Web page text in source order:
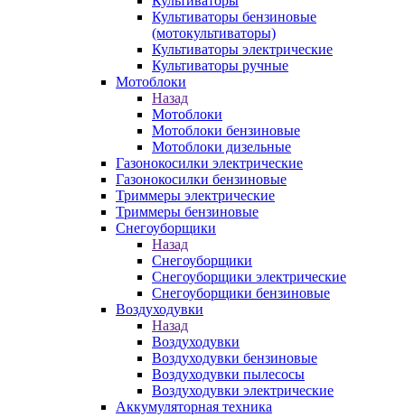
Культиваторы бензиновые
(мотокультиваторы)
Культиваторы электрические
Культиваторы ручные
Мотоблоки
Назад
Мотоблоки
Мотоблоки бензиновые
Мотоблоки дизельные
Газонокосилки электрические
Газонокосилки бензиновые
Триммеры электрические
Триммеры бензиновые
Снегоуборщики
Назад
Снегоуборщики
Снегоуборщики электрические
Снегоуборщики бензиновые
Воздуходувки
Назад
Воздуходувки
Воздуходувки бензиновые
Воздуходувки пылесосы
Воздуходувки электрические
Аккумуляторная техника